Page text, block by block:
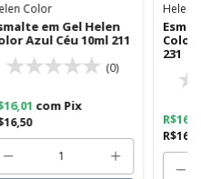
Color
em Gel Helen
Azul Céu 10ml 211
(0)
com Pix
Helen
Color
231